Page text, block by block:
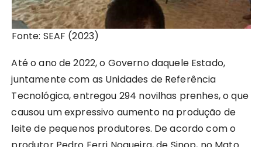
Fonte: SEAF (2023)
Até o ano de 2022, o Governo daquele Estado,
juntamente com as Unidades de Referência
Tecnológica, entregou 294 novilhas prenhes, o que
causou um expressivo aumento na produção de
leite de pequenos produtores. De acordo com o